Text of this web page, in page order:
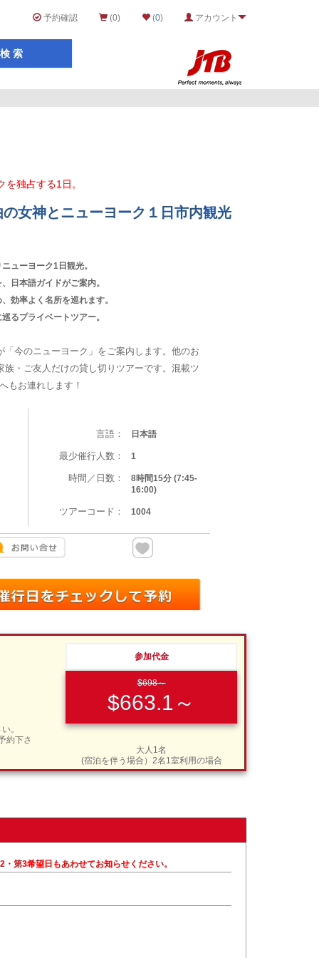
予約確認 (0) (0) アカウント
独占する1日。
女神とニューヨーク１日市内観光
ューヨーク1日観光。
日本語ガイドがご案内。
効率よく名所を巡れます。
るプライベートツアー。
今のニューヨーク」をご案内します。他のお
・ご友人だけの貸し切りツアーです。混載ツ
もお連れします！
言語： 日本語
最少催行人数： 1
時間／日数：
8時間15分 (7:45-
16:00)
ツアーコード： 1004
。
約下さ
参加代金
$698～
$663.1～
大人1名
(宿泊を伴う場合）2名1室利用の場合
第3希望日もあわせてお知らせください。